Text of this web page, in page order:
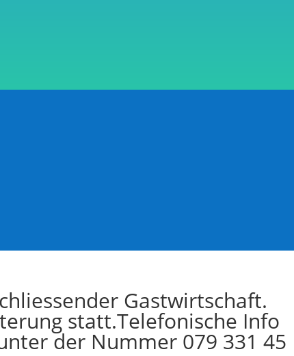
Gastwirtschaft.
statt.Telefonische Info
der Nummer 079 331 45